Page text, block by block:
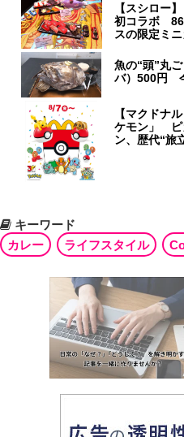
【スシロー
初コラボ 86
スの限定ミ
魚の“頭”丸
バ）500円
【マクドナ
ケモン」 ピ
ン、歴代“旅
キーワード
カレー
ライフスタイル